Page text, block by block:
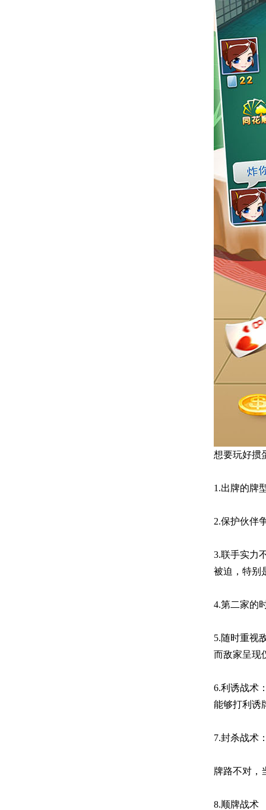
想要玩好掼
1.出牌的牌
2.保护伙伴
3.联手实力
被迫，特别
4.第二家的
5.随时重视
而敌家呈现
6.利诱战术
能够打利诱
7.封杀战术
牌路不对，
8.顺牌战术